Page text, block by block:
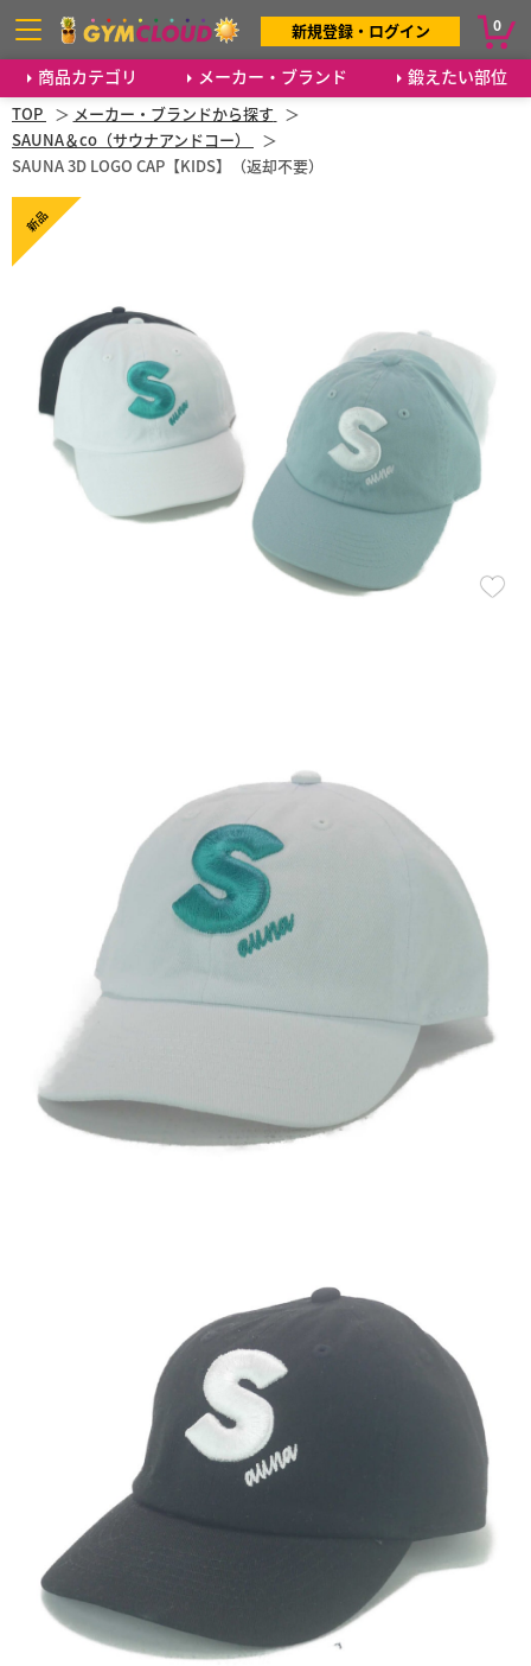
商品カテゴリ メーカー・ブランド 鍛えたい部位
新規登録・ログイン 0
TOP
メーカー・ブランドから探す
SAUNA＆co（サウナアンドコー）
SAUNA 3D LOGO CAP【KIDS】（返却不要）
新品